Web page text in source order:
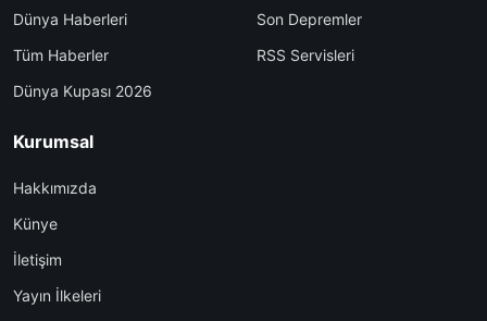
Dünya Haberleri
Tüm Haberler
Dünya Kupası 2026
Son Depremler
RSS Servisleri
Kurumsal
Hakkımızda
Künye
İletişim
Yayın İlkeleri